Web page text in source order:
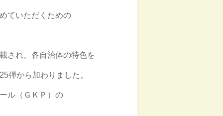
ていただくための
され、各自治体の特色を
から加わりました。
ル（ＧＫＰ）の